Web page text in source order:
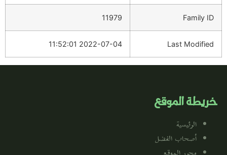
Family ID
11979
Last Modified
2022-07-04 11:52:01
خريطة الموقع
الرئيسية
أصحاب الفضل